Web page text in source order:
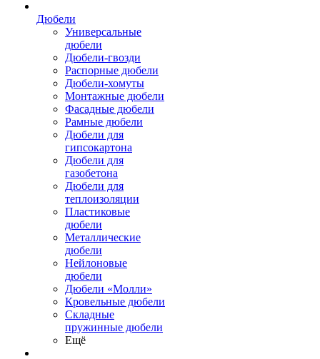
Дюбели
Универсальные
дюбели
Дюбели-гвозди
Распорные дюбели
Дюбели-хомуты
Монтажные дюбели
Фасадные дюбели
Рамные дюбели
Дюбели для
гипсокартона
Дюбели для
газобетона
Дюбели для
теплоизоляции
Пластиковые
дюбели
Металлические
дюбели
Нейлоновые
дюбели
Дюбели «Молли»
Кровельные дюбели
Складные
пружинные дюбели
Ещё